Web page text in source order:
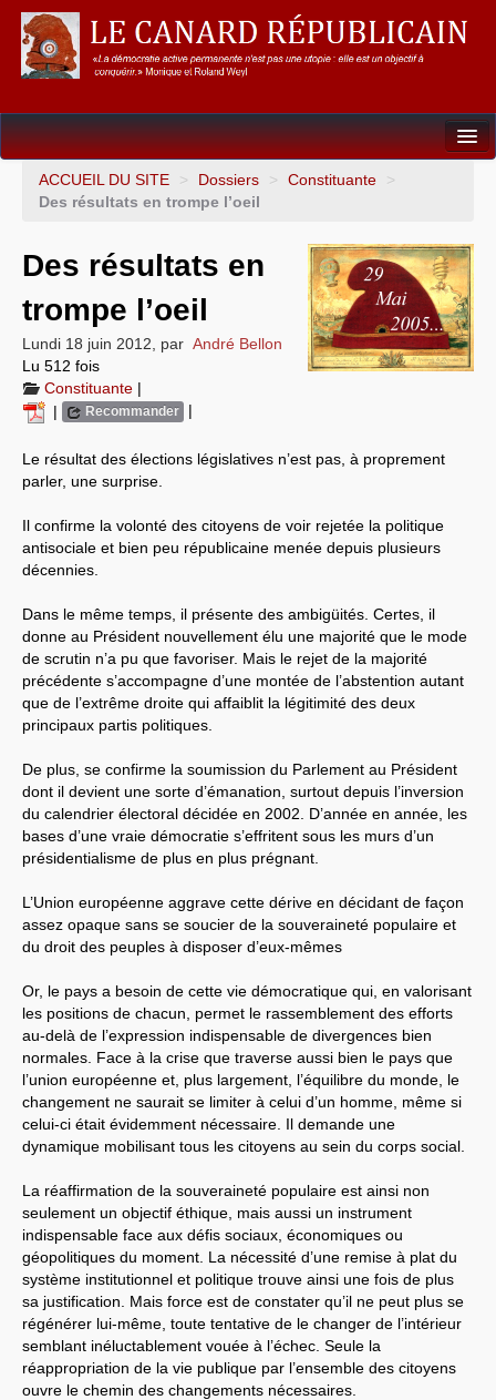
Dossiers
Points de repères
Un éléphant, ça trompe énormément !
Gouvernance mondiale & mondialisation
International
L’Empire américain
Systèmes & société sous contrôle
Nouvelles de l’antirépublique
Crises "Covid-19 & H1N1"
Guerre en Ukraine
ACCUEIL DU SITE > Dossiers > Constituante
>
Des résultats en trompe l’oeil
Des résultats en
trompe l’oeil
Lundi 18 juin 2012 par André Bellon
Lu 512 fois
Constituante |
|
Recommander |
Le résultat des élections législatives n’est pas, à proprement
parler, une surprise.
Il confirme la volonté des citoyens de voir rejetée la politique
antisociale et bien peu républicaine menée depuis plusieurs
décennies.
Dans le même temps, il présente des ambigüités. Certes, il
donne au Président nouvellement élu une majorité que le mode
de scrutin n’a pu que favoriser. Mais le rejet de la majorité
précédente s’accompagne d’une montée de l’abstention autant
que de l’extrême droite qui affaiblit la légitimité des deux
principaux partis politiques.
De plus, se confirme la soumission du Parlement au Président
dont il devient une sorte d’émanation, surtout depuis l’inversion
du calendrier électoral décidée en 2002. D’année en année, les
bases d’une vraie démocratie s’effritent sous les murs d’un
présidentialisme de plus en plus prégnant.
L’Union européenne aggrave cette dérive en décidant de façon
assez opaque sans se soucier de la souveraineté populaire et
du droit des peuples à disposer d’eux-mêmes
Or, le pays a besoin de cette vie démocratique qui, en valorisant
les positions de chacun, permet le rassemblement des efforts
au-delà de l’expression indispensable de divergences bien
normales. Face à la crise que traverse aussi bien le pays que
l’union européenne et, plus largement, l’équilibre du monde, le
changement ne saurait se limiter à celui d’un homme, même si
celui-ci était évidemment nécessaire. Il demande une
dynamique mobilisant tous les citoyens au sein du corps social.
La réaffirmation de la souveraineté populaire est ainsi non
seulement un objectif éthique, mais aussi un instrument
indispensable face aux défis sociaux, économiques ou
géopolitiques du moment. La nécessité d’une remise à plat du
système institutionnel et politique trouve ainsi une fois de plus
sa justification. Mais force est de constater qu’il ne peut plus se
régénérer lui-même, toute tentative de le changer de l’intérieur
semblant inéluctablement vouée à l’échec. Seule la
réappropriation de la vie publique par l’ensemble des citoyens
ouvre le chemin des changements nécessaires.